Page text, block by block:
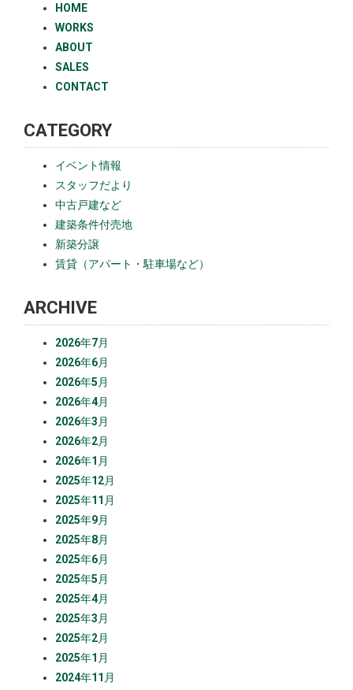
HOME
WORKS
ABOUT
SALES
CONTACT
CATEGORY
イベント情報
スタッフだより
中古戸建など
建築条件付売地
新築分譲
賃貸（アパート・駐車場など）
ARCHIVE
2026年7月
2026年6月
2026年5月
2026年4月
2026年3月
2026年2月
2026年1月
2025年12月
2025年11月
2025年9月
2025年8月
2025年6月
2025年5月
2025年4月
2025年3月
2025年2月
2025年1月
2024年11月